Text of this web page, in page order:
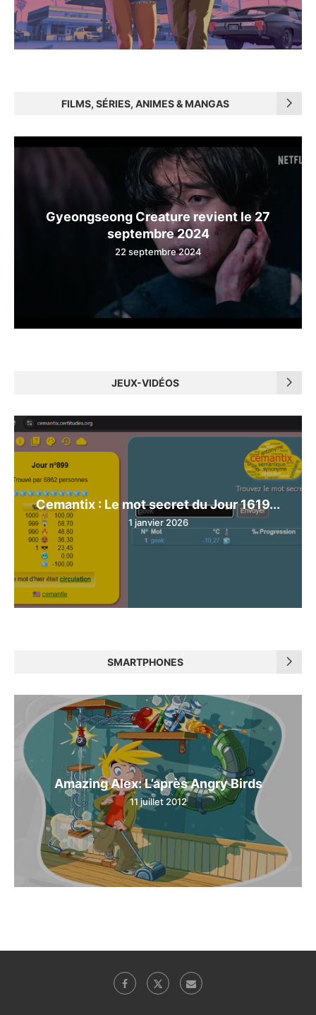
FILMS, SÉRIES, ANIMES & MANGAS
Gyeongseong Creature revient le 27
septembre 2024
22 septembre 2024
JEUX-VIDÉOS
Cemantix : Le mot secret du Jour 1619...
1 janvier 2026
SMARTPHONES
Amazing Alex: L’après Angry Birds
11 juillet 2012